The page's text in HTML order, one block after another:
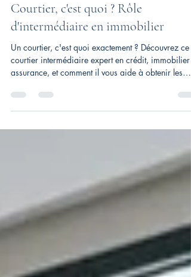
BP Finance
12 juin
10 min de lecture
Courtier, c'est quoi ? Rôle
d'intermédiaire en immobilier
Un courtier, c'est quoi exactement ? Découvrez ce
courtier intermédiaire expert en crédit, immobilier